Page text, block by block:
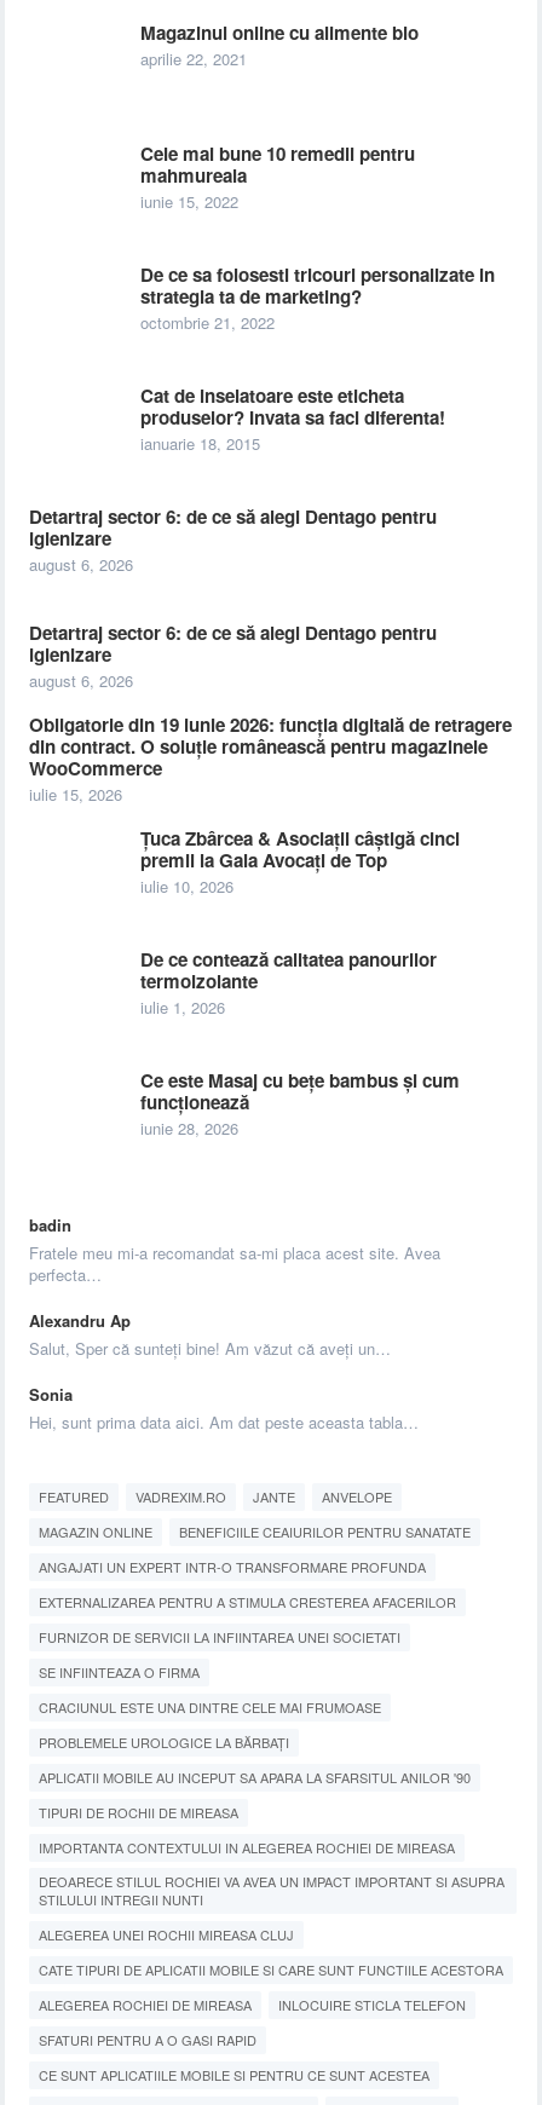
Magazinul online cu alimente bio
aprilie 22, 2021
Cele mai bune 10 remedii pentru
mahmureala
iunie 15, 2022
De ce sa folosesti tricouri personalizate in
strategia ta de marketing?
octombrie 21, 2022
Cat de inselatoare este eticheta
produselor? Invata sa faci diferenta!
ianuarie 18, 2015
Detartraj sector 6: de ce să alegi Dentago pentru
igienizare
august 6, 2026
Detartraj sector 6: de ce să alegi Dentago pentru
igienizare
august 6, 2026
Obligatorie din 19 iunie 2026: funcția digitală de retragere
din contract. O soluție românească pentru magazinele
WooCommerce
iulie 15, 2026
Țuca Zbârcea & Asociații câștigă cinci
premii la Gala Avocați de Top
iulie 10, 2026
De ce contează calitatea panourilor
termoizolante
iulie 1, 2026
Ce este Masaj cu bețe bambus și cum
funcționează
iunie 28, 2026
badin
Fratele meu mi-a recomandat sa-mi placa acest site. Avea
perfecta…
Alexandru Ap
Salut, Sper că sunteți bine! Am văzut că aveți un…
Sonia
Hei, sunt prima data aici. Am dat peste aceasta tabla…
FEATURED VADREXIM.RO JANTE
ANVELOPE
MAGAZIN ONLINE
BENEFICIILE CEAIURILOR PENTRU SANATATE
ANGAJATI UN EXPERT INTR-O TRANSFORMARE PROFUNDA
EXTERNALIZAREA PENTRU A STIMULA CRESTEREA AFACERILOR
FURNIZOR DE SERVICII LA INFIINTAREA UNEI SOCIETATI
SE INFIINTEAZA O FIRMA
CRACIUNUL ESTE UNA DINTRE CELE MAI FRUMOASE
PROBLEMELE UROLOGICE LA BĂRBAȚI
APLICATII MOBILE AU INCEPUT SA APARA LA SFARSITUL ANILOR '90
TIPURI DE ROCHII DE MIREASA
IMPORTANTA CONTEXTULUI IN ALEGEREA ROCHIEI DE MIREASA
DEOARECE STILUL ROCHIEI VA AVEA UN IMPACT IMPORTANT SI ASUPRA
STILULUI INTREGII NUNTI
ALEGEREA UNEI ROCHII MIREASA CLUJ
CATE TIPURI DE APLICATII MOBILE SI CARE SUNT FUNCTIILE ACESTORA
ALEGEREA ROCHIEI DE MIREASA
INLOCUIRE STICLA TELEFON
SFATURI PENTRU A O GASI RAPID
CE SUNT APLICATIILE MOBILE SI PENTRU CE SUNT ACESTEA